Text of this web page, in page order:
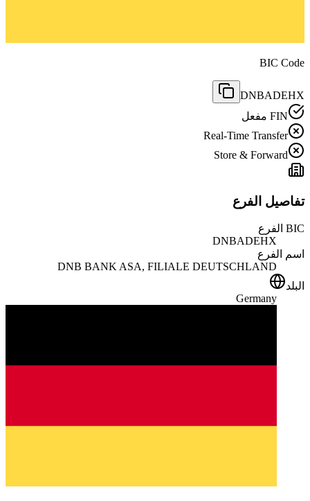
BIC Code
DNBADEHX
FIN مفعل
Real-Time Transfer
Store & Forward
تفاصيل الفرع
BIC الفرع
DNBADEHX
اسم الفرع
DNB BANK ASA, FILIALE DEUTSCHLAND
البلد
Germany